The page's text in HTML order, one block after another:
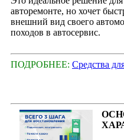
авторемонте, но хочет
внешний вид своего
походов в автосервис.
ПОДРОБНЕЕ: Средства